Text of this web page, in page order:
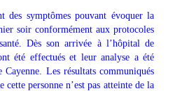
des symptômes pouvant évoquer la
soir conformément aux protocoles
Dès son arrivée à l’hôpital de
été effectués et leur analyse a été
Les résultats communiqués
personne n’est pas atteinte de la